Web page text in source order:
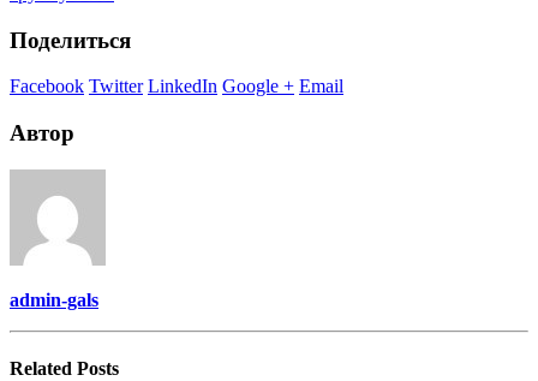
Поделиться
Facebook Twitter LinkedIn Google + Email
Автор
admin-gals
Related Posts